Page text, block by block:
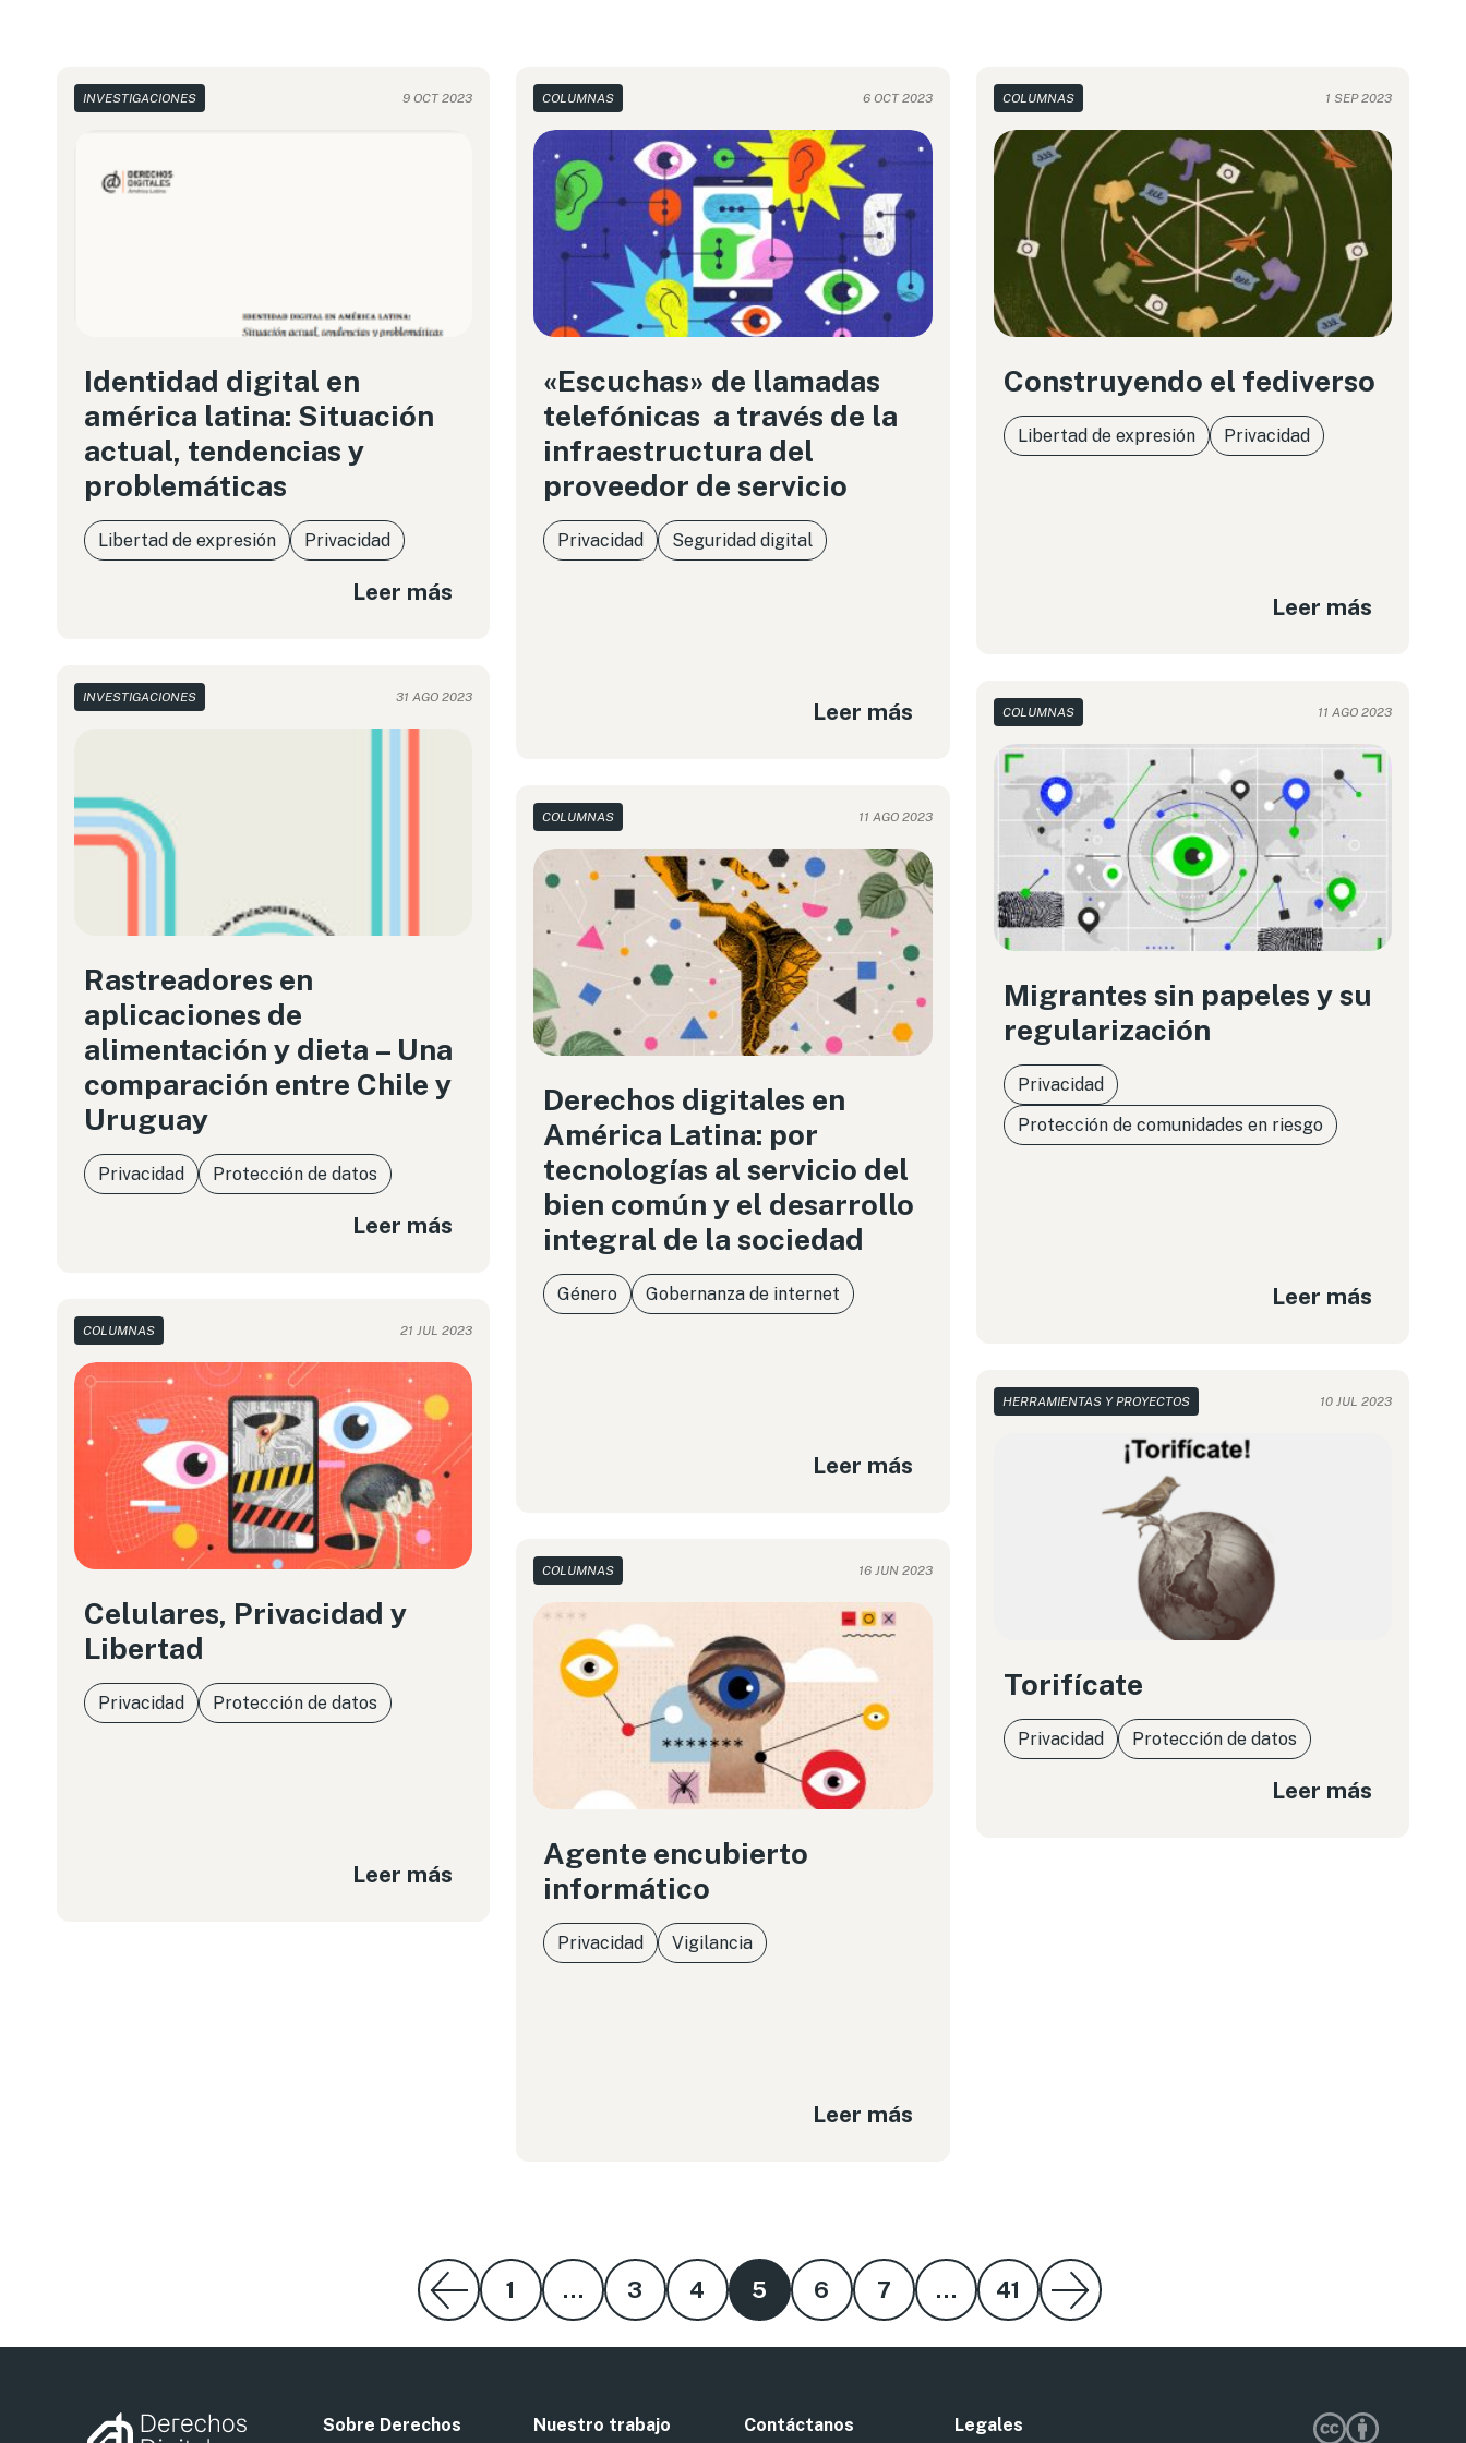
INVESTIGACIONES 9 OCT 2023
Identidad digital en
américa latina: Situación
actual, tendencias y
problemáticas
Libertad de expresión Privacidad
Leer más
COLUMNAS 6 OCT 2023
«Escuchas» de llamadas
telefónicas a través de la
infraestructura del
proveedor de servicio
Privacidad Seguridad digital
Leer más
COLUMNAS 1 SEP 2023
Construyendo el fediverso
Libertad de expresión Privacidad
Leer más
INVESTIGACIONES 31 AGO 2023
Rastreadores en
aplicaciones de
alimentación y dieta – Una
comparación entre Chile y
Uruguay
Privacidad Protección de datos
Leer más
COLUMNAS 11 AGO 2023
Migrantes sin papeles y su
regularización
Privacidad
Protección de comunidades en riesgo
Leer más
COLUMNAS 11 AGO 2023
Derechos digitales en
América Latina: por
tecnologías al servicio del
bien común y el desarrollo
integral de la sociedad
Género Gobernanza de internet
Leer más
COLUMNAS 21 JUL 2023
Celulares, Privacidad y
Libertad
Privacidad Protección de datos
Leer más
HERRAMIENTAS Y PROYECTOS 10 JUL 2023
Torifícate
Privacidad Protección de datos
Leer más
COLUMNAS 16 JUN 2023
Agente encubierto
informático
Privacidad Vigilancia
Leer más
1 … 3 4 5 6 7 … 41
Sobre Derechos
Nuestro trabajo Contáctanos Legales